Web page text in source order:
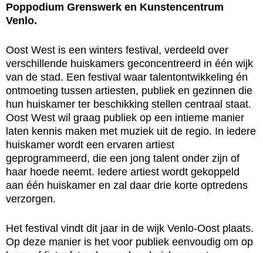
Poppodium Grenswerk en Kunstencentrum
Venlo.
Oost West is een winters festival, verdeeld over
verschillende huiskamers geconcentreerd in één wijk
van de stad. Een festival waar talentontwikkeling én
ontmoeting tussen artiesten, publiek en gezinnen die
hun huiskamer ter beschikking stellen centraal staat.
Oost West wil graag publiek op een intieme manier
laten kennis maken met muziek uit de regio. In iedere
huiskamer wordt een ervaren artiest
geprogrammeerd, die een jong talent onder zijn of
haar hoede neemt. Iedere artiest wordt gekoppeld
aan één huiskamer en zal daar drie korte optredens
verzorgen.
Het festival vindt dit jaar in de wijk Venlo-Oost plaats.
Op deze manier is het voor publiek eenvoudig om op